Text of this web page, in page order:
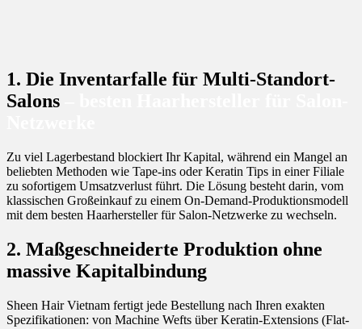
1. Die Inventarfalle für Multi-Standort-
Salons
Zu viel Lagerbestand blockiert Ihr Kapital, während ein Mangel an
beliebten Methoden wie Tape-ins oder Keratin Tips in einer Filiale
zu sofortigem Umsatzverlust führt. Die Lösung besteht darin, vom
klassischen Großeinkauf zu einem On-Demand-Produktionsmodell
mit dem besten Haarhersteller für Salon-Netzwerke zu wechseln.
2. Maßgeschneiderte Produktion ohne
massive Kapitalbindung
Sheen Hair Vietnam fertigt jede Bestellung nach Ihren exakten
Spezifikationen: von Machine Wefts über Keratin-Extensions (Flat-